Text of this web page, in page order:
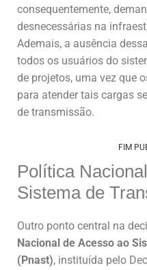
consequentemente,
desnecessárias na
Ademais, a ausência
todos os usuários do
de projetos, uma vez que
para atender tais cargas
de transmissão.
FIM
Política
Sistema de
Outro ponto central na
Nacional de Acesso ao
(Pnast), instituída pelo